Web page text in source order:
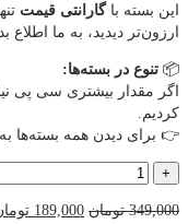
این بسته باگارانتی قیمت
ارزون‌تر دیدید، به ما اطلاع
📦 تنوع در بسته‌ها:
اگر مقدار بیشتری سی پی
کردیم.
👉 برای دیدن همه بسته‌ها
+
240
قانونی349,000 تومان قیمت
189,000